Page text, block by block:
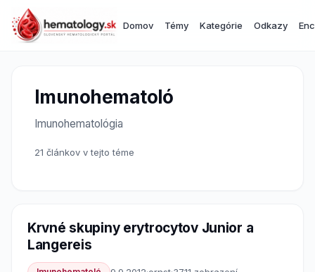
Domov Témy Kategórie Odkazy
Imunohematoló
Imunohematológia
21 článkov v tejto téme
Krvné skupiny erytrocytov Junior a
Langereis